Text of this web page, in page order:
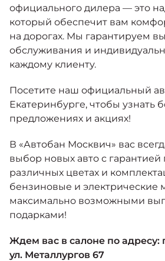
официального дилера — это
который обеспечит вам
на дорогах. Мы гарантируем
обслуживания и
каждому клиенту.
Посетите наш официальный
Екатеринбурге, чтобы узнать
предложениях и акциях!
В «Автобан Москвич» вас
выбор новых авто с гарантией
различных цветах и
бензиновые и электрические
максимально возможными
подарками!
Ждем вас в салоне по адресу:
ул. Металлургов 67